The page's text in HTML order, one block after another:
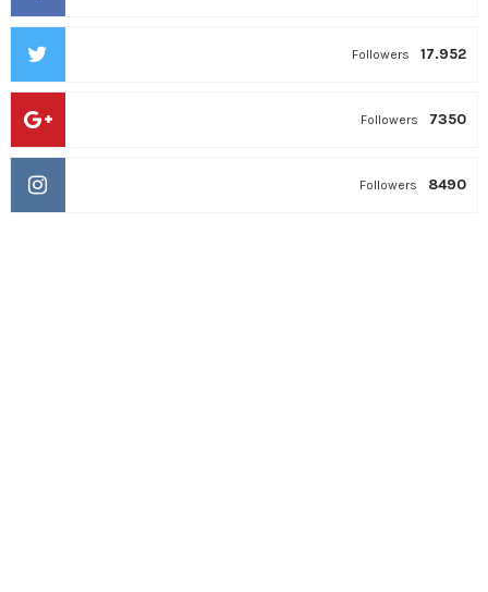
17.952
Followers
7350
Followers
8490
Followers